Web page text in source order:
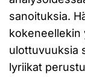
sanoituksia.
kokeneellekin
ulottuvuuksia
lyriikat